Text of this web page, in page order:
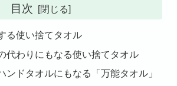
目次
る使い捨てタオル
代わりにもなる使い捨てタオル
ンドタオルにもなる「万能タオル」